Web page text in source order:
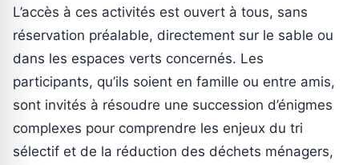
L’accès à ces activités est ouvert à tous, sans
réservation préalable, directement sur le sable ou
dans les espaces verts concernés. Les
participants, qu’ils soient en famille ou entre amis,
sont invités à résoudre une succession d’énigmes
complexes pour comprendre les enjeux du tri
sélectif et de la réduction des déchets ménagers,